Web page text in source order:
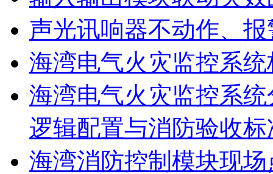
声光讯响器不动作、
海湾电气火灾监控系
海湾电气火灾监控系
逻辑配置与消防验收标
海湾消防控制模块现